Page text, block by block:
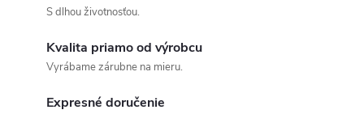
S dlhou životnosťou.
Kvalita priamo od výrobcu
Vyrábame zárubne na mieru.
Expresné doručenie